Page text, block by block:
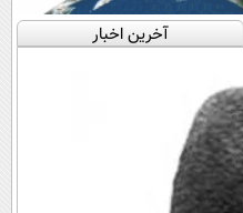
آخرین اخبار